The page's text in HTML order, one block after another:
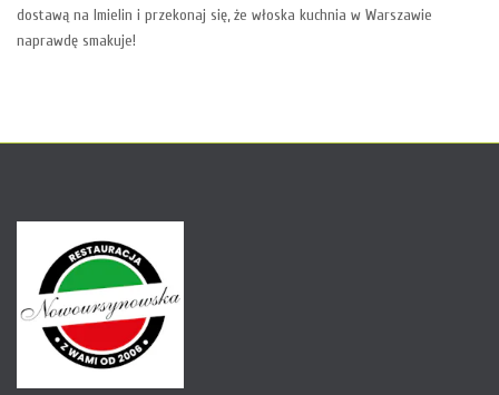
dostawą na Imielin i przekonaj się, że włoska kuchnia w Warszawie
naprawdę smakuje!